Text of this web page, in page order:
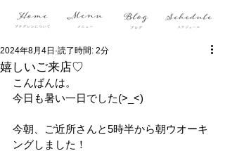
嬉しいご来店♡
2024年8月4日 読了時間: 2分
こんばんは。
今日も暑い一日でした(>_<)
今朝、ご近所さんと5時半から朝ウオーキ
ングしました！